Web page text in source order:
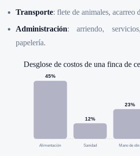
Transporte: flete de animales, acarreo
Administración: arriendo,
papelería.
Desglose de costos de una finca de
45%
Alimentación
12%
Sanidad
23%
Mano de